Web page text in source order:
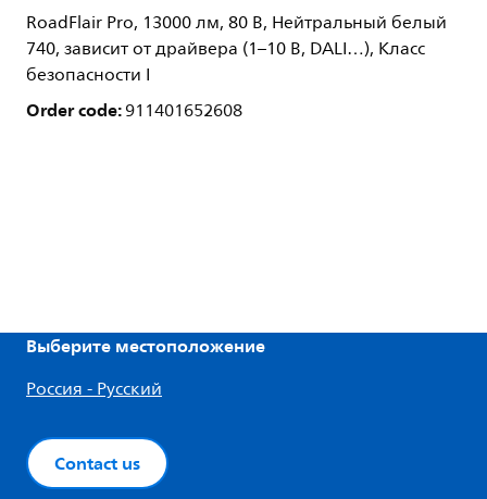
RoadFlair Pro, 13000 лм, 80 В, Нейтральный белый
740, зависит от драйвера (1–10 В, DALI…), Класс
безопасности I
Order code:911401652608
Выберите местоположение
Россия - Русский
Contact us